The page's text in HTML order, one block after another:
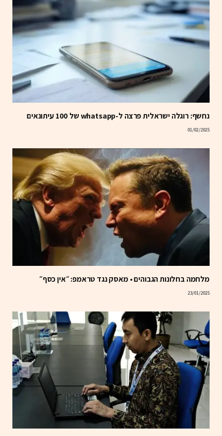
נחשף: רוגלה ישראלית פרצה ל-whatsapp של 100 עיתונאים
01/02/2025
מלחמה בחלונות הגבוהים • מאסק נגד טראמפ: ״אין כסף״
23/01/2025